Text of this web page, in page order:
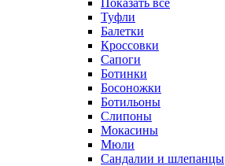
Показать все
Туфли
Балетки
Кроссовки
Сапоги
Ботинки
Босоножки
Ботильоны
Слипоны
Мокасины
Мюли
Сандалии и шлепанцы